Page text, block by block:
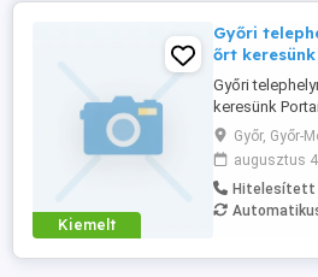
Kiemelt
Győri
őrt keresünk
Győri
keresünk
Folyamatos,
munkaidő
Győr, Győr-
augusztus 4
Hitelesített